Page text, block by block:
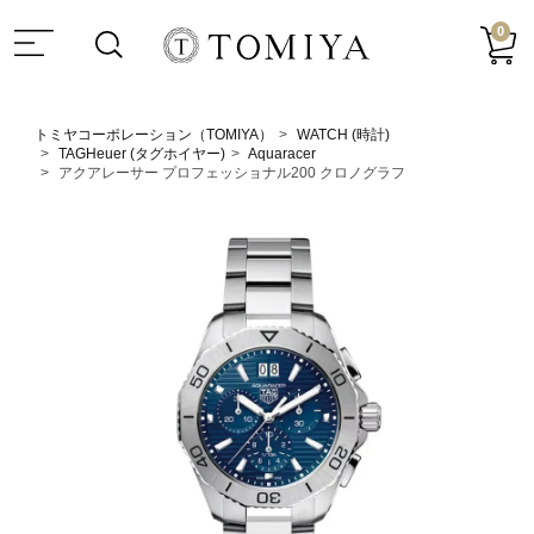
0
トミヤコーポレーション（TOMIYA）
WATCH (時計)
TAGHeuer (タグホイヤー)
Aquaracer
アクアレーサー プロフェッショナル200 クロノグラフ